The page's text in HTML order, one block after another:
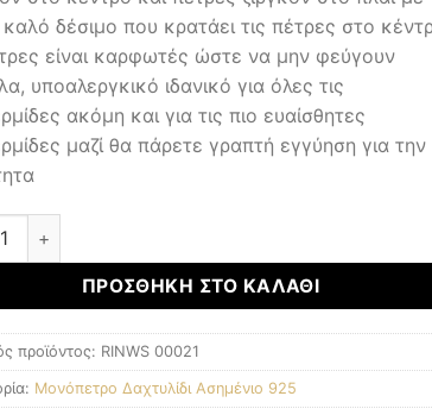
δέσιμο που κρατάει τις πέτρες στο
είναι καρφωτές ώστε να μην φεύγουν
υποαλεργκικό ιδανικό για όλες τις
ακόμη και για τις πιο ευαίσθητες
μαζί θα πάρετε γραπτή εγγύηση για την
Μονόπετρο Δαχτυλίδι 925 ποσότητα
ΠΡΟΣΘΉΚΗ ΣΤΟ ΚΑΛΆΘΙ
προϊόντος: RINWS 00021
Μονόπετρο Δαχτυλίδι Ασημένιο 925